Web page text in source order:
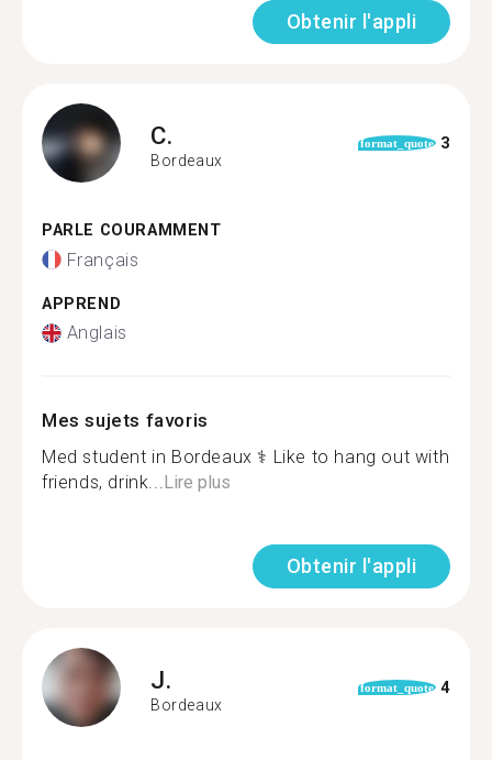
Obtenir l'appli
C.
Bordeaux
format_quote 3
PARLE COURAMMENT
Français
APPREND
Anglais
Mes sujets favoris
Med student in Bordeaux ‍⚕️ Like to hang out with
friends, drink...Lire plus
Obtenir l'appli
J.
Bordeaux
format_quote 4